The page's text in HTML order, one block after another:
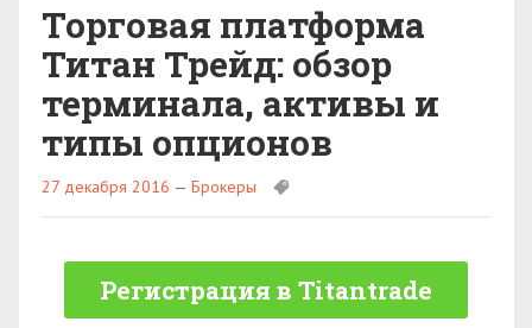
Торговая платформа
Титан Трейд: обзор
терминала, активы и
типы опционов
27 декабря 2016 — Брокеры
Регистрация в Titantrade